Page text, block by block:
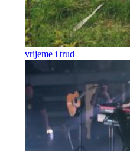
vrijeme i trud